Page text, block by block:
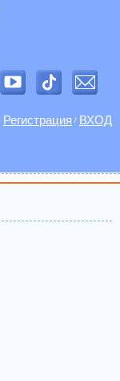
Регистрация / ВХОД